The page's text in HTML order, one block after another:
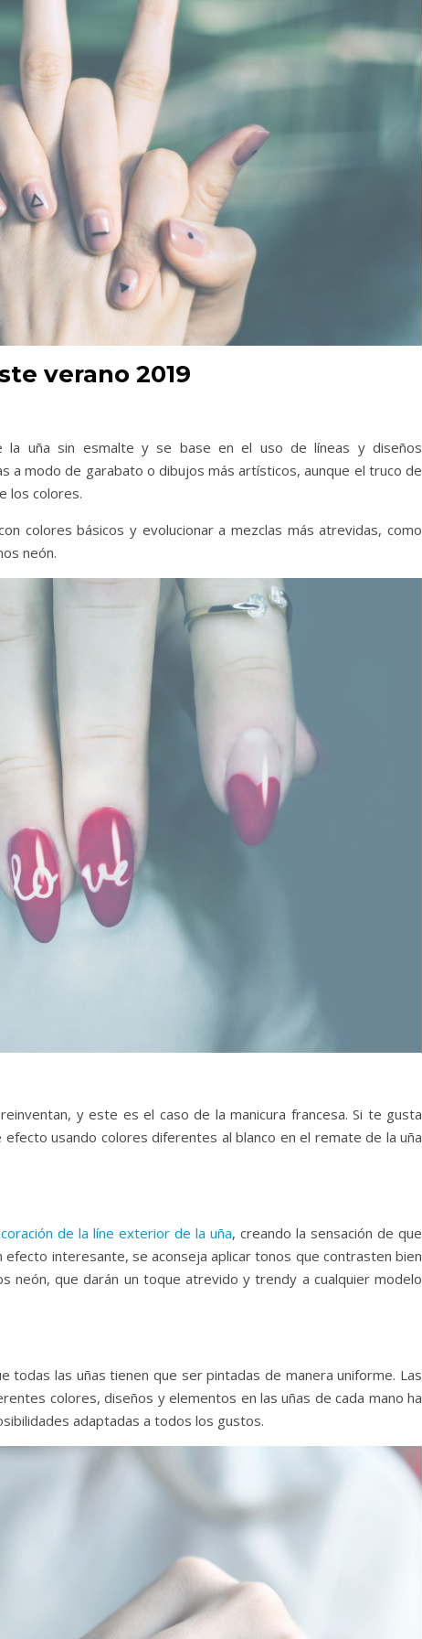
verano 2019
la uña sin esmalte y se base en el uso de líneas y diseños
a modo de garabato o dibujos más artísticos, aunque el truco de
los colores.
colores básicos y evolucionar a mezclas más atrevidas, como
neón.
y este es el caso de la manicura francesa. Si te gusta
usando colores diferentes al blanco en el remate de la uña
de la líne exterior de la uña, creando la sensación de que
interesante, se aconseja aplicar tonos que contrasten bien
neón, que darán un toque atrevido y trendy a cualquier modelo
todas las uñas tienen que ser pintadas de manera uniforme. Las
colores, diseños y elementos en las uñas de cada mano ha
adaptadas a todos los gustos.